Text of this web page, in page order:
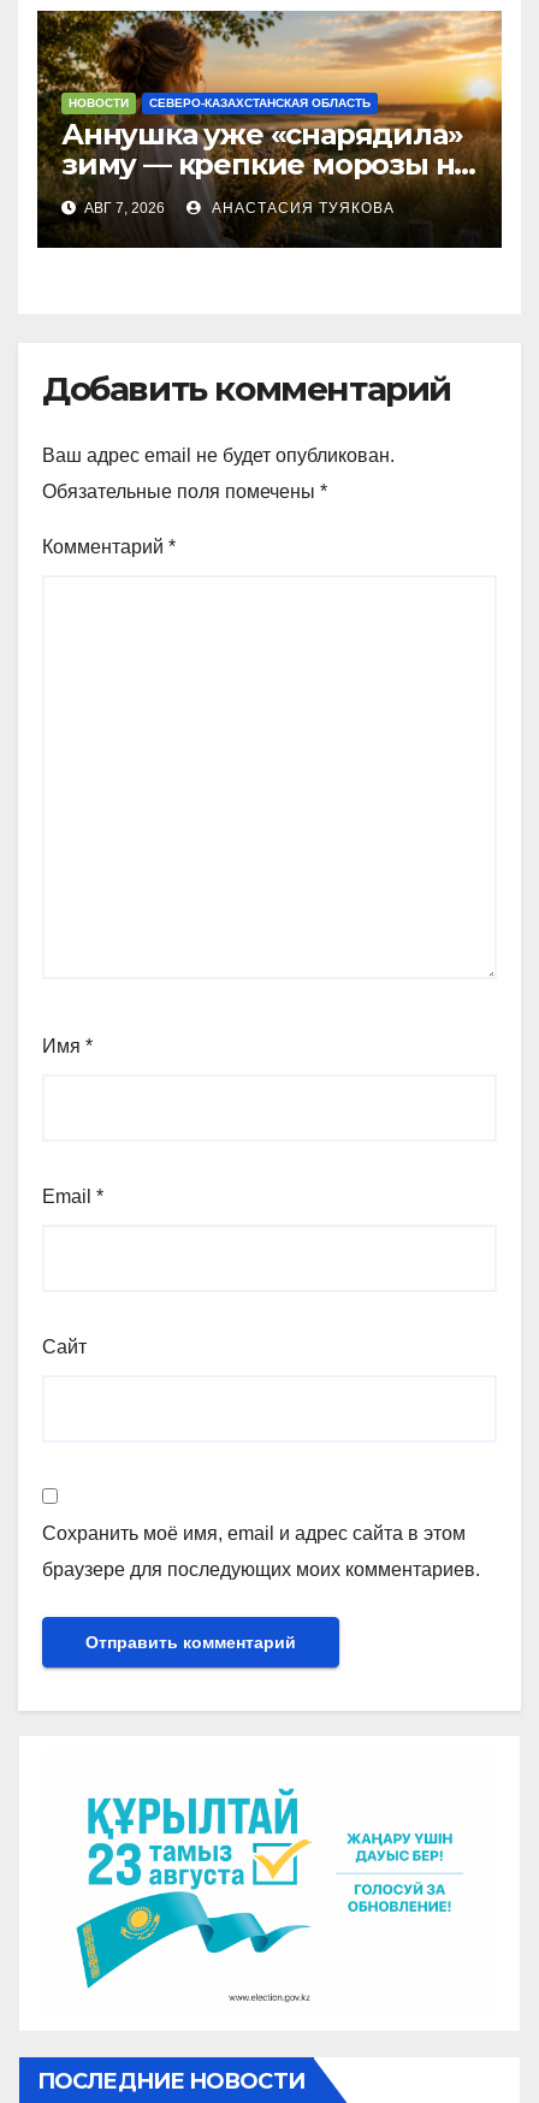
НОВОСТИ СЕВЕРО-КАЗАХСТАНСКАЯ ОБЛАСТЬ
Аннушка уже «снарядила»
зиму — крепкие морозы на
севере Казахстана
обещают народные
приметы
АВГ 7, 2026 АНАСТАСИЯ ТУЯКОВА
Добавить комментарий
Ваш адрес email не будет опубликован.
Обязательные поля помечены *
Комментарий *
Имя *
Email *
Сайт
Сохранить моё имя, email и адрес сайта в этом
браузере для последующих моих комментариев.
ПОСЛЕДНИЕ НОВОСТИ